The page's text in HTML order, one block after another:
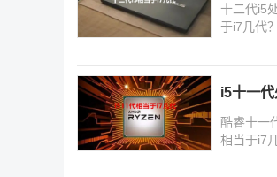
十二代i5
于i7几代
i5十一
酷睿十一
相当于i7